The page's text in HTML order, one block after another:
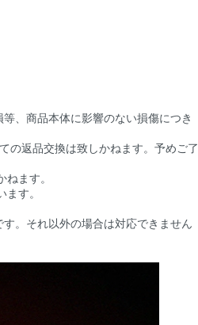
、商品本体に影響のない損傷につき
の返品交換は致しかねます。予めご了
ます。
す。
。それ以外の場合は対応できません